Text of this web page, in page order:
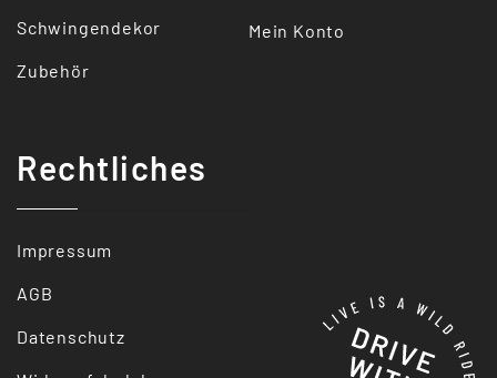
Schwingendekor
Zubehör
Mein Konto
Rechtliches
Impressum
AGB
Datenschutz